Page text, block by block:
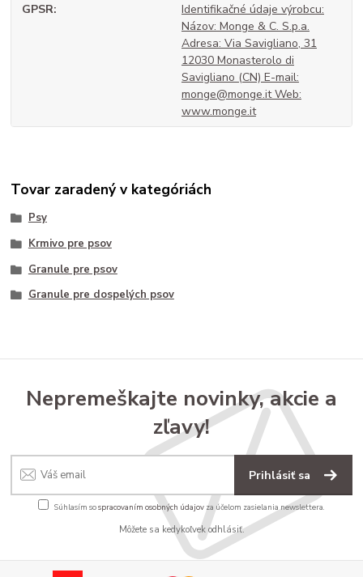
GPSR
Identifikačné údaje výrobcu:
Názov: Monge & C. S.p.a.
Adresa: Via Savigliano, 31
12030 Monasterolo di
Savigliano (CN) E-mail:
monge@monge.it Web:
www.monge.it
Tovar zaradený v kategóriách
Psy
Krmivo pre psov
Granule pre psov
Granule pre dospelých psov
Nepremeškajte novinky, akcie a
zľavy!
Prihlásiť sa
Súhlasím sospracovaním osobných údajov za účelom zasielania newslettera.
Môžete sa kedykoľvek odhlásiť.